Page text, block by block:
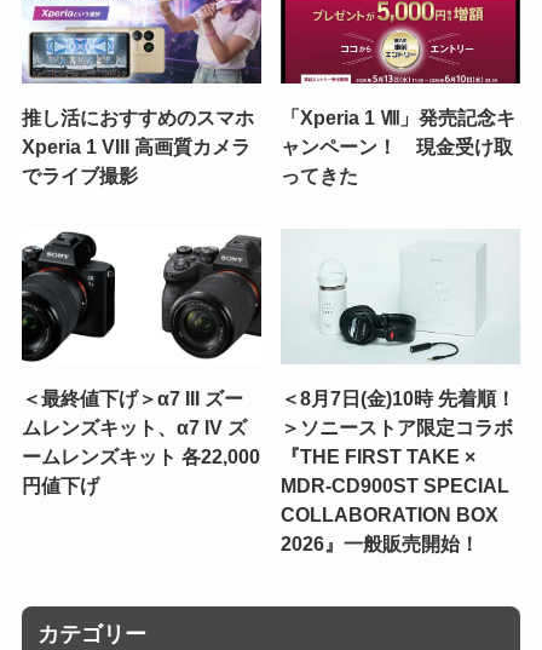
推し活におすすめのスマホ
Xperia 1 VIII 高画質カメラ
でライブ撮影
「Xperia 1 Ⅷ」発売記念キ
ャンペーン！ 現金受け取
ってきた
＜最終値下げ＞α7 III ズー
ムレンズキット、α7 IV ズ
ームレンズキット 各22,000
円値下げ
＜8月7日(金)10時 先着順！
＞ソニーストア限定コラボ
『THE FIRST TAKE ×
MDR-CD900ST SPECIAL
COLLABORATION BOX
2026』一般販売開始！
カテゴリー